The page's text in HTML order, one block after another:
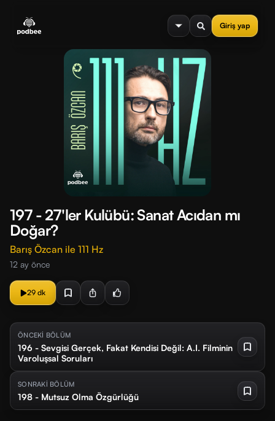
Giriş yap
menu
197 - 27'ler Kulübü: Sanat Acıdan mı
Doğar?
Barış Özcan ile 111 Hz
12 ay önce
29 dk
ÖNCEKİ BÖLÜM
196 - Sevgisi Gerçek, Fakat Kendisi Değil: A.I. Filminin
Varoluşsal Soruları
SONRAKİ BÖLÜM
198 - Mutsuz Olma Özgürlüğü